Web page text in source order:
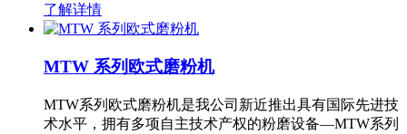
了解详情
MTW 系列欧式磨粉机
MTW系列欧式磨粉机是我公司新近推出具有国际先进技
术水平，拥有多项自主技术产权的粉磨设备—MTW系列